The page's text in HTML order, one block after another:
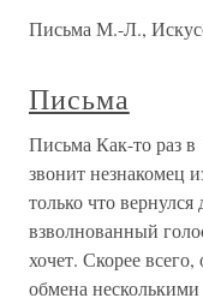
Письма М.-Л.,
Письма
Письма Как-то раз
звонит незнакомец
только что
взволнованный
хочет. Скорее
обмена несколькими